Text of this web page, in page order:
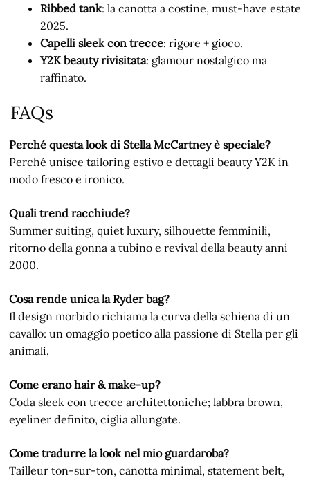
Ribbed tank: la canotta a costine, must-have estate
2025.
Capelli sleek con trecce: rigore + gioco.
Y2K beauty rivisitata: glamour nostalgico ma
raffinato.
FAQs
Perché questa look di Stella McCartney è speciale?
Perché unisce tailoring estivo e dettagli beauty Y2K in
modo fresco e ironico.
Quali trend racchiude?
Summer suiting, quiet luxury, silhouette femminili,
ritorno della gonna a tubino e revival della beauty anni
2000.
Cosa rende unica la Ryder bag?
Il design morbido richiama la curva della schiena di un
cavallo: un omaggio poetico alla passione di Stella per gli
animali.
Come erano hair & make-up?
Coda sleek con trecce architettoniche; labbra brown,
eyeliner definito, ciglia allungate.
Come tradurre la look nel mio guardaroba?
Tailleur ton-sur-ton, canotta minimal, statement belt,